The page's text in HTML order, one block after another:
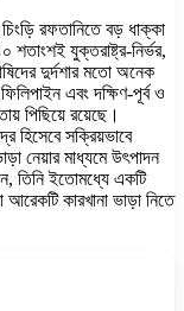
রফতানিতে বড় ধাক্কা
যুক্তরাষ্ট্র-নির্ভর,
দুর্দশার মতো অনেক
এবং দক্ষিণ-পূর্ব ও
পিছিয়ে রয়েছে।
হিসেবে সক্রিয়ভাবে
নেয়ার মাধ্যমে উৎপাদন
তিনি ইতোমধ্যে একটি
আরেকটি কারখানা ভাড়া নিতে